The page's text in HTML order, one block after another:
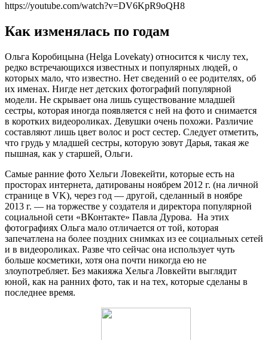
https://youtube.com/watch?v=DV6KpR9oQH8
Как изменялась по годам
Ольга Коробицына (Helga Lovekaty) относится к числу тех,
редко встречающихся известных и популярных людей, о
которых мало, что известно. Нет сведений о ее родителях, об
их именах. Нигде нет детских фотографий популярной
модели. Не скрывает она лишь существование младшей
сестры, которая иногда появляется с ней на фото и снимается
в коротких видеороликах. Девушки очень похожи. Различие
составляют лишь цвет волос и рост сестер. Следует отметить,
что грудь у младшей сестры, которую зовут Дарья, такая же
пышная, как у старшей, Ольги.
Самые ранние фото Хельги Ловекейти, которые есть на
просторах интернета, датированы ноябрем 2012 г. (на личной
странице в VK), через год — другой, сделанный в ноябре
2013 г. — на торжестве у создателя и директора популярной
социальной сети «ВКонтакте» Павла Дурова. На этих
фотографиях Ольга мало отличается от той, которая
запечатлена на более поздних снимках из ее социальных сетей
и в видеороликах. Разве что сейчас она использует чуть
больше косметики, хотя она почти никогда ею не
злоупотребляет. Без макияжа Хельга Ловкейти выглядит
юной, как на ранних фото, так и на тех, которые сделаны в
последнее время.